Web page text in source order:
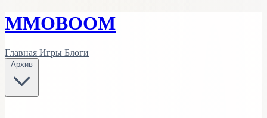
MMOBOOM
Главная Игры Блоги
Архив